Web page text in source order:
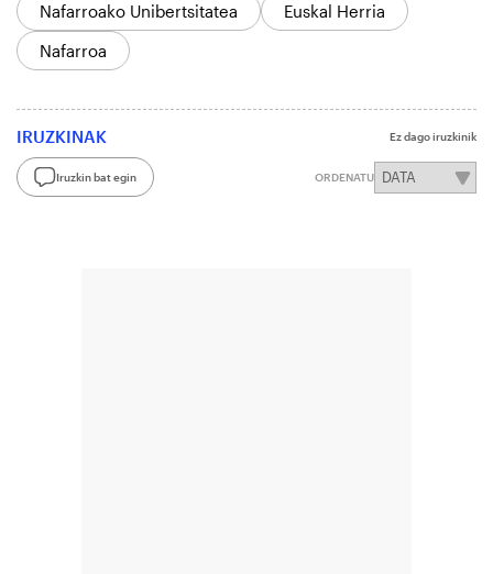
Nafarroako Unibertsitatea
Euskal Herria
Nafarroa
IRUZKINAK Ez dago iruzkinik
Iruzkin bat egin ORDENATU